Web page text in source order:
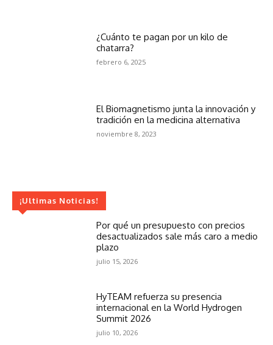
¿Cuánto te pagan por un kilo de
chatarra?
febrero 6, 2025
El Biomagnetismo junta la innovación y
tradición en la medicina alternativa
noviembre 8, 2023
¡Ultimas Noticias!
Por qué un presupuesto con precios
desactualizados sale más caro a medio
plazo
julio 15, 2026
HyTEAM refuerza su presencia
internacional en la World Hydrogen
Summit 2026
julio 10, 2026